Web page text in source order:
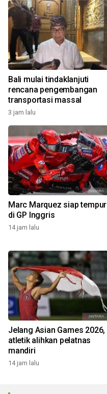
Bali mulai tindaklanjuti
rencana pengembangan
transportasi massal
3 jam lalu
Marc Marquez siap tempur
di GP Inggris
14 jam lalu
Jelang Asian Games 2026,
atletik alihkan pelatnas
mandiri
14 jam lalu